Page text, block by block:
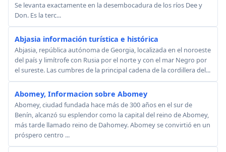
Se levanta exactamente en la desembocadura de los ríos Dee y
Don. Es la terc...
Abjasia información turística e histórica
Abjasia, república autónoma de Georgia, localizada en el noroeste
del país y limítrofe con Rusia por el norte y con el mar Negro por
el sureste. Las cumbres de la principal cadena de la cordillera del...
Abomey, Informacion sobre Abomey
Abomey, ciudad fundada hace más de 300 años en el sur de
Benín, alcanzó su esplendor como la capital del reino de Abomey,
más tarde llamado reino de Dahomey. Abomey se convirtió en un
próspero centro ...